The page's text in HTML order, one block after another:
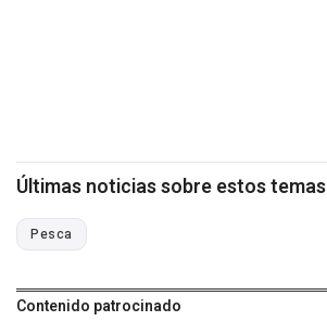
Últimas noticias sobre estos temas
Pesca
Contenido patrocinado